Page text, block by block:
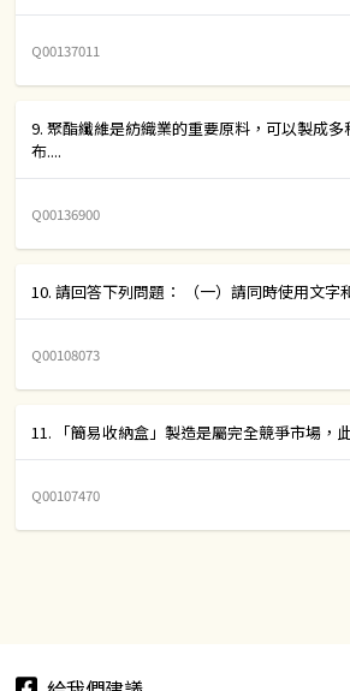
Q00137011
9. 聚酯纖維是紡織業的重要原料，可以製成
布....
Q00136900
10. 請回答下列問題： （一）請同時使用文字
Q00108073
11. 「簡易收納盒」製造是屬完全競爭市場，
Q00107470